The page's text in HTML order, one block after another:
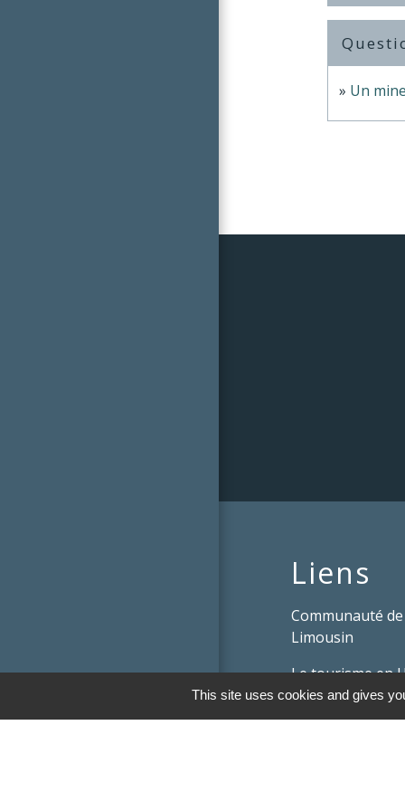
Un
Liens
Communauté
Limousin
Le tourisme en
Conservatoire
This site uses cookies and gives